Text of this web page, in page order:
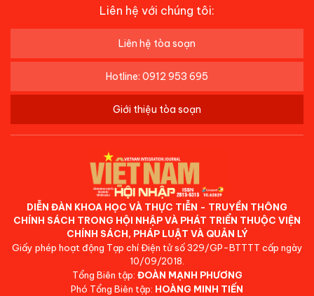
Liên hệ với chúng tôi:
Liên hệ tòa soạn
Hotline: 0912 953 695
Giới thiệu tòa soạn
DIỄN ĐÀN KHOA HỌC VÀ THỰC TIỄN - TRUYỀN THÔNG
CHÍNH SÁCH TRONG HỘI NHẬP VÀ PHÁT TRIỂN THUỘC VIỆN
CHÍNH SÁCH, PHÁP LUẬT VÀ QUẢN LÝ
Giấy phép hoạt động Tạp chí Điện tử số 329/GP-BTTTT cấp ngày
10/09/2018.
Tổng Biên tập: ĐOÀN MẠNH PHƯƠNG
Phó Tổng Biên tập: HOÀNG MINH TIẾN